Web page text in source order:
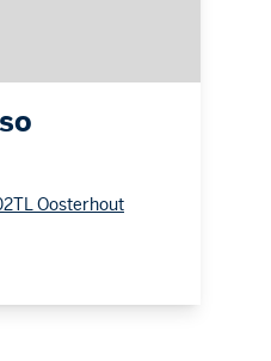
Oosterhout